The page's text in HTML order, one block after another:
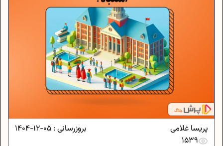
بروزرسانی : 05-12-1404
پریسا غلامی
1539